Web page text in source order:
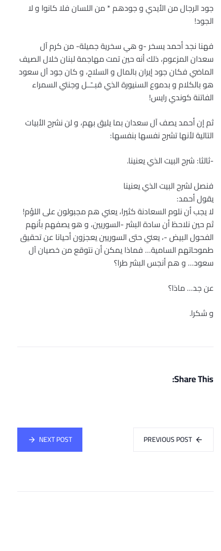
جود الرجال من الأيدي و جودهم * من اللسان فلا كانوا و لا
الجود!
فهنا نجد أحمد يسخر -و هي سخرية جميلة- من كرم آل
سعدان المزعوم، ذلك أنه حين تمت مهاجمة لبنان خلال الصيف
الماضي فكان جود إيران بالمال و السلاح، و كان جود آل سعود
هو بالكلام و بدموع السنيورة الذي قبــّــل وجنتي السمراء
الفاتنة كوندي رايس!
ثم إن أحمد يصف آل سعدان بما يليق بهم، و لن نشرح الأبيات
التالية لأنها تشرح نفسها بنفسها:
-ثالثا: شرح البيت الذي يعنينا.
فنصل لشرح البيت الذي يعنينا
يقول أحمد:
لا يجب أن نلوم السعادنة كثيرا، يعني هم مجبولون على اللؤم!
ثم حين نلاحظ أن سادة البشر -السوريين، و هو يصفهم بأنهم
الفحول البيض -، يعني حتى السوريين يعجزون أحيانا عن تحقيق
طموحاتهم السامية… فماذا يمكن أن نتوقع من خصيان آل
سعود… و هم أنجس البشر طرا؟
عن جد… ماذا؟
و شكرا.‬
Share This:
PREVIOUS POST
NEXT POST